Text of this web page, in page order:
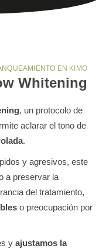
EN KIMO
Whitening
, un protocolo de
aclarar el tono de
.
y agresivos, este
a preservar la
del tratamiento,
o preocupación por
y ajustamos la